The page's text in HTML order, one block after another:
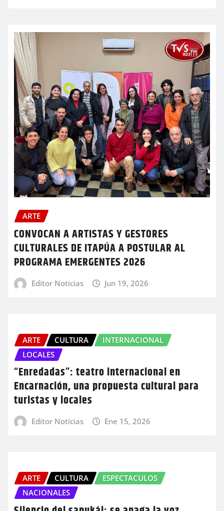
ARTE
CONVOCAN A ARTISTAS Y GESTORES
CULTURALES DE ITAPÚA A POSTULAR AL
PROGRAMA EMERGENTES 2026
Editor Noticias Jun 19, 2026
ARTE CULTURA
INTERNACIONAL
LOCALES
“Enredadas”: teatro internacional en
Encarnación, una propuesta cultural para
turistas y locales
Editor Noticias Ene 15, 2026
ARTE CULTURA
ESPECTACULOS
NACIONALES